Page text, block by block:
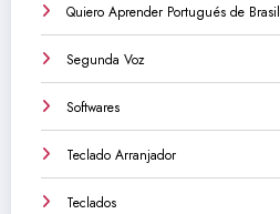
Quiero Aprender Portugués de Brasil
Segunda Voz
Softwares
Teclado Arranjador
Teclados